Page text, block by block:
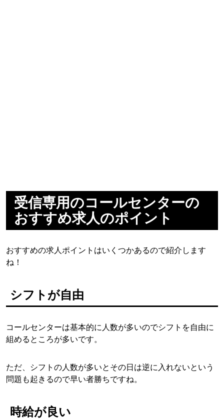
受信専用のコールセンターの
おすすめ求人のポイント
おすすめの求人ポイントはいくつかあるので紹介します
ね！
シフトが自由
コールセンターは基本的に人数が多いのでシフトを自由に
組めるところが多いです。
ただ、シフトの人数が多いとその日は逆に入れないという
問題も起きるので早い者勝ちですね。
時給が良い